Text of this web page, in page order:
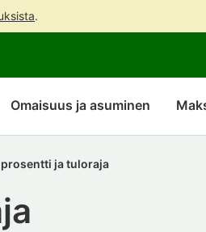
.
sisältöön
sivuston
hakuun
keskustelu
Omaisuus ja asuminen
ja tuloraja